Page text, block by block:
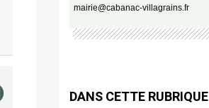
mairie@cabanac-villagrains.fr
DANS CETTE RUBRIQUE